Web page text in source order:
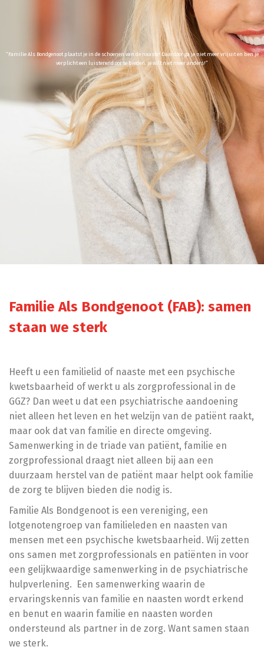
“Familie Als Bondgenoot plaatst je in de schoenen van de naaste! Daardoor ga je niet meer vrijuit en ben je
verplicht een luisterend oor te bieden. Je wilt niet meer anders!”
Familie Als Bondgenoot (FAB): samen
staan we sterk
Heeft u een familielid of naaste met een psychische
kwetsbaarheid of werkt u als zorgprofessional in de
GGZ? Dan weet u dat een psychiatrische aandoening
niet alleen het leven en het welzijn van de patiënt raakt,
maar ook dat van familie en directe omgeving.
Samenwerking in de triade van patiënt, familie en
zorgprofessional draagt niet alleen bij aan een
duurzaam herstel van de patiënt maar helpt ook familie
de zorg te blijven bieden die nodig is.
Familie Als Bondgenoot is een vereniging, een
lotgenotengroep van familieleden en naasten van
mensen met een psychische kwetsbaarheid. Wij zetten
ons samen met zorgprofessionals en patiënten in voor
een gelijkwaardige samenwerking in de psychiatrische
hulpverlening. Een samenwerking waarin de
ervaringskennis van familie en naasten wordt erkend
en benut en waarin familie en naasten worden
ondersteund als partner in de zorg. Want samen staan
we sterk.